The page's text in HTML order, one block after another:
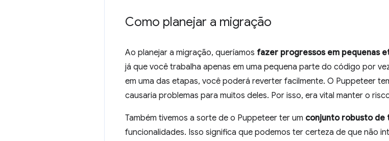
Como planejar a migração
Ao planejar a migração, queríamos fazer progressos em pequenas
já que você trabalha apenas em uma pequena parte do código por
em uma das etapas, você poderá reverter facilmente. O Puppeteer
causaria problemas para muitos deles. Por isso, era vital manter o
Também tivemos a sorte de o Puppeteer ter um conjunto robusto de
funcionalidades. Isso significa que podemos ter certeza de que não